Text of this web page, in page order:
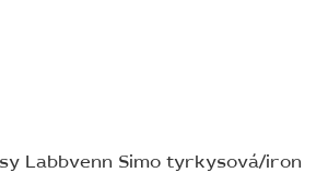
Labbvenn Simo tyrkysová/iron